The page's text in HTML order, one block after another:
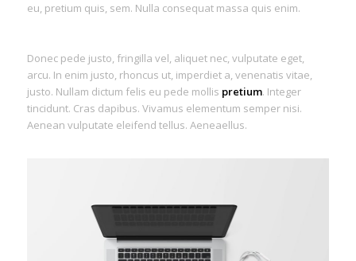
eu, pretium quis, sem. Nulla consequat massa quis enim.
Donec pede justo, fringilla vel, aliquet nec, vulputate eget,
arcu. In enim justo, rhoncus ut, imperdiet a, venenatis vitae,
justo. Nullam dictum felis eu pede mollis pretium. Integer
tincidunt. Cras dapibus. Vivamus elementum semper nisi.
Aenean vulputate eleifend tellus. Aeneaellus.